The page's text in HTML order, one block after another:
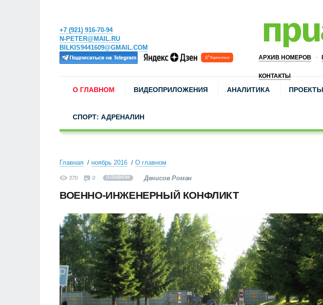
+7 (921) 916-70-94
N-PETER@MAIL.RU
BILKIS9441609@GMAIL.COM
АРХИВ НОМЕРОВ
КОНТАКТЫ
О ГЛАВНОМ ВИДЕОПРИЛОЖЕНИЯ АНАЛИТИКА ПРОЕКТЫ
СПОРТ: АДРЕНАЛИН
Главная ноябрь 2016 О главном
370 0 О ГЛАВНОМ Денисов Роман
ВОЕННО-ИНЖЕНЕРНЫЙ КОНФЛИКТ